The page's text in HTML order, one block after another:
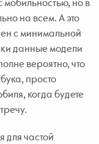
на всем. А это
с минимальной
данные модели
вероятно, что
просто
когда будете
для частой